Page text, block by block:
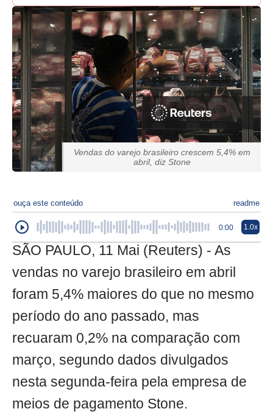
Vendas do varejo brasileiro crescem 5,4% em
abril, diz Stone
ouça este conteúdo readme
0:00 1.0x
SÃO PAULO, 11 Mai (Reuters) - As
vendas no varejo brasileiro em abril
foram 5,4% maiores do que no mesmo
período do ano passado, mas
recuaram 0,2% na comparação com
março, segundo dados divulgados
nesta segunda-feira pela empresa de
meios de pagamento Stone.